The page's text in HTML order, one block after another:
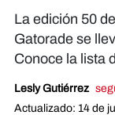
La edición 50
Gatorade se
Conoce la lista
Lesly Gutiérrez
Actualizado: 14 de